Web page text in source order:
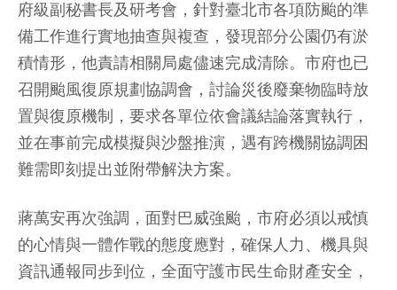
府級副秘書長及研考會，針對臺北市各項防颱的準
備工作進行實地抽查與複查，發現部分公園仍有淤
積情形，他責請相關局處儘速完成清除。市府也已
召開颱風復原規劃協調會，討論災後廢棄物臨時放
置與復原機制，要求各單位依會議結論落實執行，
並在事前完成模擬與沙盤推演，遇有跨機關協調困
難需即刻提出並附帶解決方案。
蔣萬安再次強調，面對巴威強颱，市府必須以戒慎
的心情與一體作戰的態度應對，確保人力、機具與
資訊通報同步到位，全面守護市民生命財產安全，